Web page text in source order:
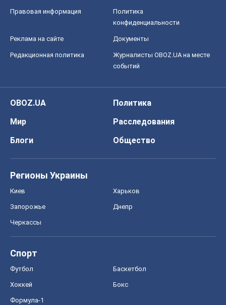
Правовая информация
Политика
конфиденциальности
Реклама на сайте Документы
Редакционная политика
Журналисты OBOZ.UA на месте
событий
OBOZ.UA
Политика
Мир
Расследования
Блоги
Общество
Регионы Украины
Киев Харьков
Запорожье Днепр
Черкассы
Спорт
Футбол Баскетбол
Хоккей Бокс
Формула-1